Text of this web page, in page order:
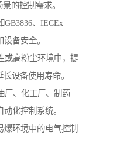
的控制需求。
GB3836、IECEx
备安全。
或高粉尘环境中，提
设备使用寿命。
厂、化工厂、制药
化控制系统。
爆环境中的电气控制